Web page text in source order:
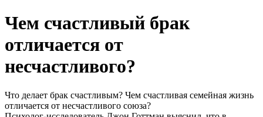
Чем счастливый брак
отличается от
несчастливого?
Что делает брак счастливым? Чем счастливая семейная жизнь
отличается от несчастливого союза?